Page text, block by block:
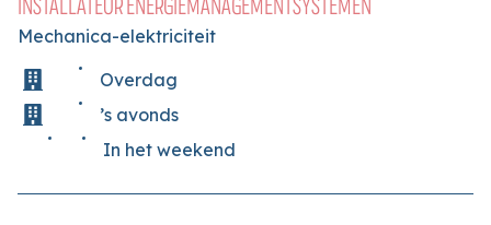
Mechanica-elektriciteit
Overdag
’s avonds
In het weekend